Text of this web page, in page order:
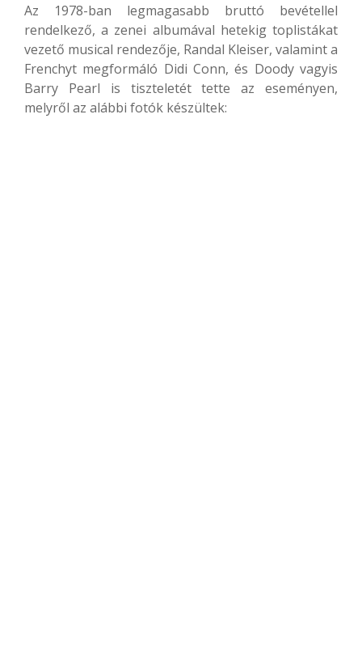
Az 1978-ban legmagasabb bruttó bevétellel
rendelkező, a zenei albumával hetekig toplistákat
vezető musical rendezője, Randal Kleiser, valamint a
Frenchyt megformáló Didi Conn, és Doody vagyis
Barry Pearl is tiszteletét tette az eseményen,
melyről az alábbi fotók készültek: